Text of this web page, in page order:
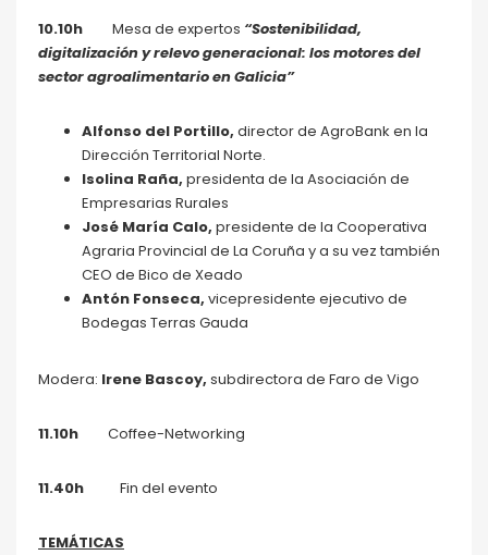
10.10h Mesa de expertos “Sostenibilidad,
digitalización y relevo generacional: los motores del
sector agroalimentario en Galicia”
Alfonso del Portillo, director de AgroBank en la
Dirección Territorial Norte.
Isolina Raña, presidenta de la Asociación de
Empresarias Rurales
José María Calo, presidente de la Cooperativa
Agraria Provincial de La Coruña y a su vez también
CEO de Bico de Xeado
Antón Fonseca, vicepresidente ejecutivo de
Bodegas Terras Gauda
Modera: Irene Bascoy, subdirectora de Faro de Vigo
11.10h Coffee-Networking
11.40h Fin del evento
TEMÁTICAS